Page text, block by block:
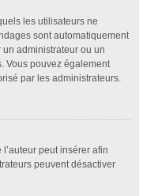
les utilisateurs ne
sont automatiquement
administrateur ou un
Vous pouvez également
par les administrateurs.
peut insérer afin
peuvent désactiver